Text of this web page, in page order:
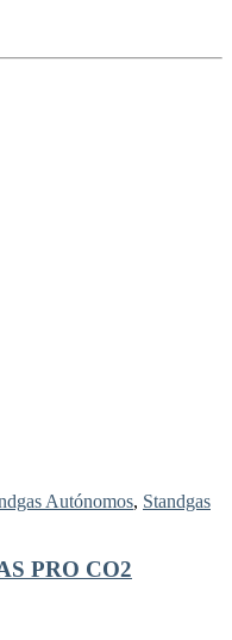
Autónomos, Standgas
PRO CO2